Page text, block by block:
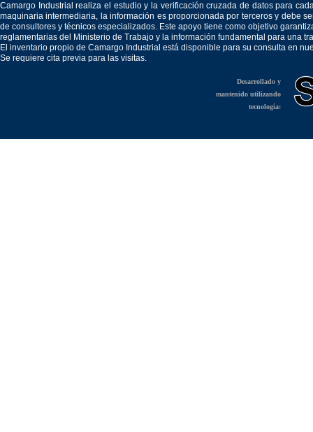
Camargo Industrial realiza el estudio y la verificación cruzada de datos para
maquinaria intermediaria, la información es proporcionada por terceros y debe
de consultores y técnicos especializados. Este apoyo tiene como objetivo
reglamentarias del Ministerio de Trabajo y la información fundamental para una
El inventario propio de Camargo Industrial está disponible para su consulta en
Se requiere cita previa para las visitas.
Desarrollado y
mantenido utilizando
tecnología: